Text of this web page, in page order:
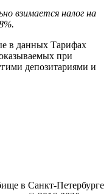
взимается налог на
в данных Тарифах
при
депозитариями и
в Санкт-Петербурге